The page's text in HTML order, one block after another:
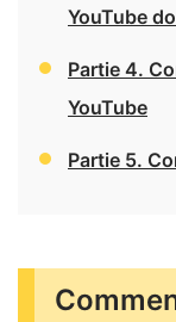
YouTube
Partie 4.
YouTube
Partie 5.